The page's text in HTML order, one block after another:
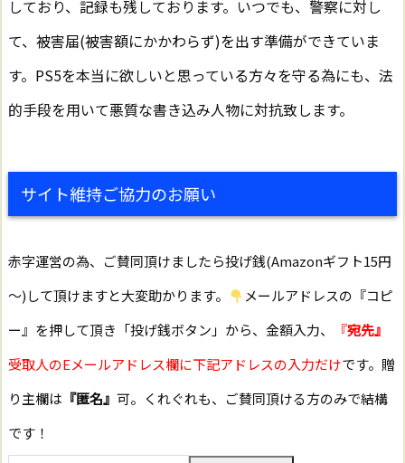
しており、記録も残しております。いつでも、警察に対し
て、被害届(被害額にかかわらず)を出す準備ができていま
す。PS5を本当に欲しいと思っている方々を守る為にも、法
的手段を用いて悪質な書き込み人物に対抗致します。
サイト維持ご協力のお願い
赤字運営の為、ご賛同頂けましたら投げ銭(Amazonギフト15円
～)して頂けますと大変助かります。
メールアドレスの『コピ
ー』を押して頂き「投げ銭ボタン」から、金額入力、
『宛先』
受取人のEメールアドレス欄に下記アドレスの入力だけです。贈
り主欄は 『匿名』 可。くれぐれも、ご賛同頂ける方のみで結構
です！